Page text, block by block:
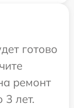
готово
ремонт
3 лет.